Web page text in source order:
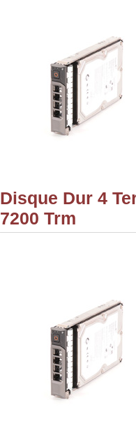
Disque Dur 4
7200 Trm